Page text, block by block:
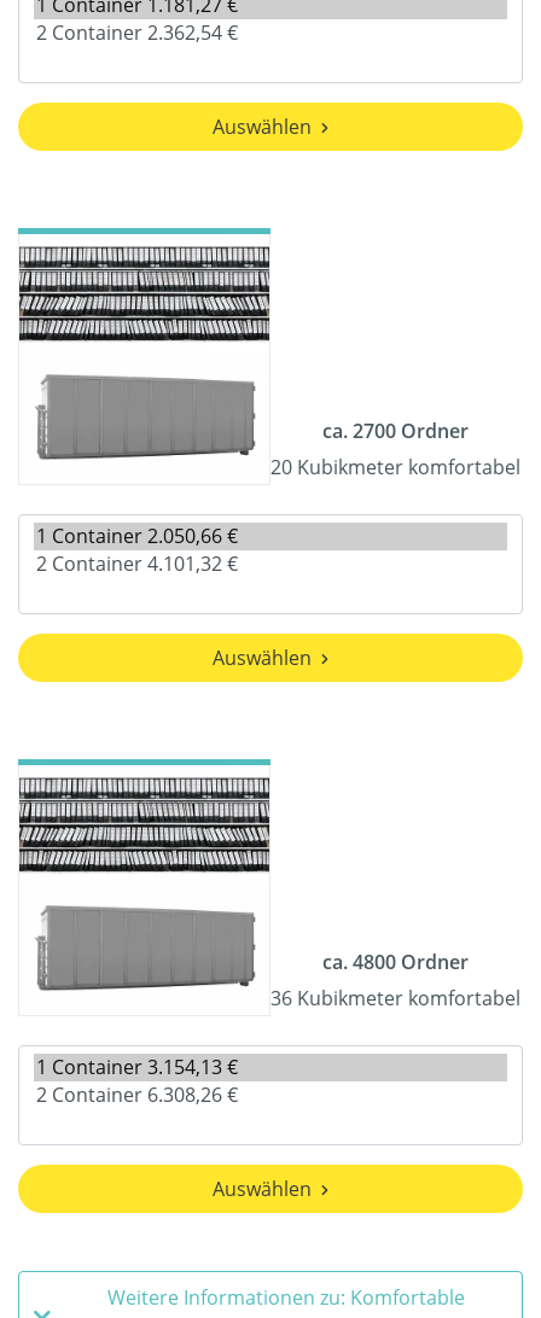
Auswählen
ca. 2700 Ordner
20 Kubikmeter komfortabel
Auswählen
ca. 4800 Ordner
36 Kubikmeter komfortabel
Auswählen
Weitere Informationen zu: Komfortable